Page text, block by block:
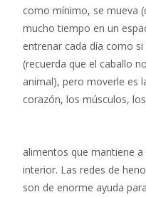
como mínimo, se mueva
mucho tiempo en un
entrenar cada día como
(recuerda que el caballo
animal), pero moverle es
corazón, los músculos,
alimentos que mantiene
interior. Las redes de
son de enorme ayuda